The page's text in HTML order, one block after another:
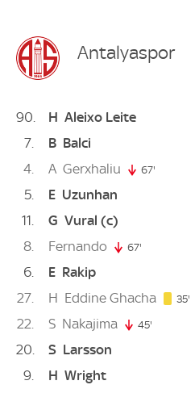
Antalyaspor
90 H Aleixo Leite
7
B Balci
4
A Gerxhaliu 67'
5 E Uzunhan
11
G Vural (c)
8
Fernando 67'
6 E Rakip
27
H Eddine Ghacha 35'
22 S Nakajima 45'
20 S Larsson
9
H Wright